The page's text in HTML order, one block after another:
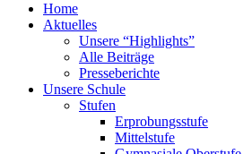
Home
Aktuelles
Unsere “Highlights”
Alle Beiträge
Presseberichte
Unsere Schule
Stufen
Erprobungsstufe
Mittelstufe